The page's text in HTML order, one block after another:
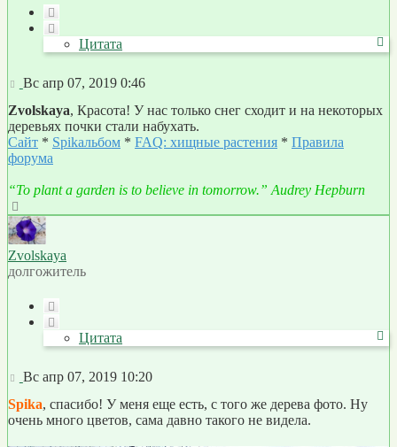
Цитата
Сообщение
Вс апр 07, 2019 0:46
Zvolskaya, Красота! У нас только снег сходит и на некоторых
деревьях почки стали набухать.
Сайт * Spikальбом * FAQ: хищные растения * Правила
форума
“To plant a garden is to believe in tomorrow.” Audrey Hepburn
к
началу
Zvolskaya
долгожитель
Цитата
Сообщение
Вс апр 07, 2019 10:20
Spika, спасибо! У меня еще есть, с того же дерева фото. Ну
очень много цветов, сама давно такого не видела.